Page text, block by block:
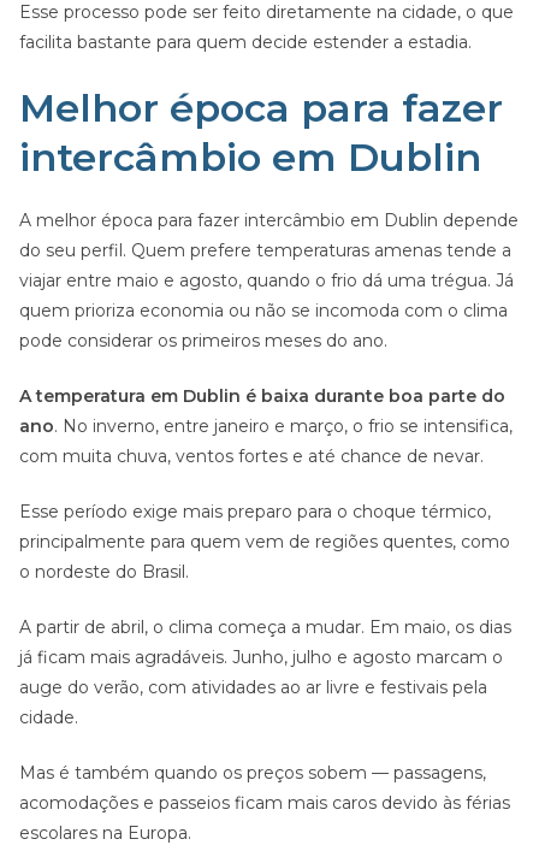
Esse processo pode ser feito diretamente na cidade, o que
facilita bastante para quem decide estender a estadia.
Melhor época para fazer
intercâmbio em Dublin
A melhor época para fazer intercâmbio em Dublin depende
do seu perfil. Quem prefere temperaturas amenas tende a
viajar entre maio e agosto, quando o frio dá uma trégua. Já
quem prioriza economia ou não se incomoda com o clima
pode considerar os primeiros meses do ano.
A temperatura em Dublin é baixa durante boa parte do
ano. No inverno, entre janeiro e março, o frio se intensifica,
com muita chuva, ventos fortes e até chance de nevar.
Esse período exige mais preparo para o choque térmico,
principalmente para quem vem de regiões quentes, como
o nordeste do Brasil.
A partir de abril, o clima começa a mudar. Em maio, os dias
já ficam mais agradáveis. Junho, julho e agosto marcam o
auge do verão, com atividades ao ar livre e festivais pela
cidade.
Mas é também quando os preços sobem — passagens,
acomodações e passeios ficam mais caros devido às férias
escolares na Europa.